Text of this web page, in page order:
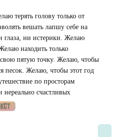
терять голову только от
вешать лапшу себе на
глаза, ни истерики. Желаю
находить только
пятую точку. Желаю, чтобы
песок. Желаю, чтобы этот год
по просторам
счастливых